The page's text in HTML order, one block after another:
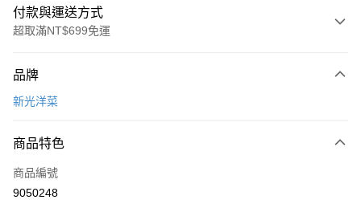
付款與運送方式
超取滿NT$699免運
信用卡一次付款
運送方式
• 付款後全家取貨
品牌
新光洋菜
商品特色
商品編號
9050248